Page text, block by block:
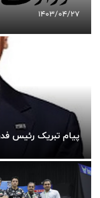
1403/04/27
پیام تبریک رئیس